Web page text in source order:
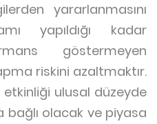
yararlanmasını
yapıldığı kadar
göstermeyen
riskini azaltmaktır.
ulusal düzeyde
bağlı olacak ve piyasa